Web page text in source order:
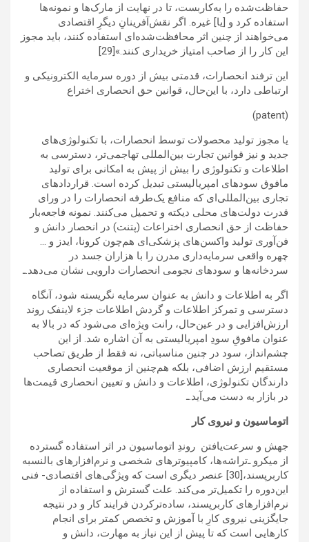
حفاظت‌شده را به‌کاربست، تا در نهایت از مارک‌ها و نمونه‌ها
استفاده کرد و [یا] غیره. اگر نقش‌آفرینانِ دیگرِ اقتصادی
می‌خواهند از چنین اثر محافظت‌شده‌ای استفاده کنند، باید مجوز
این کار را از صاحب امتیاز خریداری کنند.»[29]
این ترفند انحصارات، قدمتی بیش از دوره سرمایه الکترونیکی و
ارتباطی دارد، با این‌حال، قوانین حق انحصاری اختراع
(patent)
یا مجوز تولید محصولات توسط انحصارات، با تکنولوژی‌های
جدید و نیز قوانین تجارت بین‌المللی تهاجمی‌تر، دسترسی به
اطلاعات و تکنولوژی را بیش از پیش به امکانی برای تولید
مافوق سودهای امپریالیستی تبدیل کرده است. قراردادهای
تجاری بین‌المللی‌ای که منافع یک‌طرفه انحصارات را در ورای
قدرت دولت‌های محلی دیکته و تحمیل می‌کنند. نمونه فاجعه‌بار
حفاظت از حق انحصاری اختراعات (پتنت) در انحصار دانش و
فن‌آوری تولید واکسن‌های پزشکی‌ای هم‌چون کرونا، ایدز و …
چهره واقعی سرمایه‌داری مدرن را با هزاران جسد در
سردخانه‌ها و سودهای نجومی انحصارات دارویی نشان می‌دهد.ـ
اگر به اطلاعات و دانش به عنوان سرمایه نگریسته شود، آنگاه
دسترسی و تمرکز اطلاعات و گردش اطلاعات جزء لاینفک روند
ارزش‌افزایی و در عین‌حال، رانت ویژه‌ای می‌شود که در بالا به
عنوان مافوقِ سودِ امپریالیستی به آن اشاره شد. از این
چشم‌انداز، سود در چنین مناسباتی، نه فقط از طریق تصاحب
مستقیم ارزش اضافی، بلکه هم‌چنین از موقعیت انحصاری
دارندگان تکنولوژی، اطلاعات و دانش و تعیین انحصاری قیمت‌ها
در بازار به دست می‌آید.ـ
اتوماسیون و نیروی کار
جهش و سرعت‌یافتن روندِ اتوماسیون در اثر استفاده گسترده
از میکرو ـ‌تراشه‌ها، کامپیوترهای شخصی و نرم‌افزارهای بالنسبه
کاربرپسند،[30] عنصر دیگری است که ویژگی‌های اقتصادی- فنی
این‌دوره را تکمیل‌تر می‌کند. علت گسترش و استفاده از
نرم‌افزارهای کاربرپسند، ساده‌ترکردن فرایند کار و در نتیجه
جایگزینی نیروی کارِ با آموزش و تخصص کمتر برای انجام
کارهایی است که تا پیش از این نیاز به مهارت، دانش و